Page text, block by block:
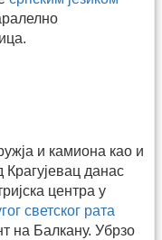
и камиона као и
данас
центра у
светског рата
на Балкану. Убрзо